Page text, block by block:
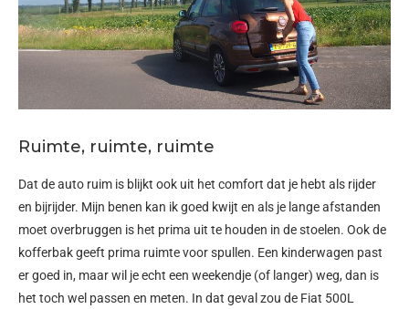
Ruimte, ruimte, ruimte
Dat de auto ruim is blijkt ook uit het comfort dat je hebt als rijder
en bijrijder. Mijn benen kan ik goed kwijt en als je lange afstanden
moet overbruggen is het prima uit te houden in de stoelen. Ook de
kofferbak geeft prima ruimte voor spullen. Een kinderwagen past
er goed in, maar wil je echt een weekendje (of langer) weg, dan is
het toch wel passen en meten. In dat geval zou de Fiat 500L